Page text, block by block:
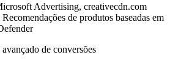
Advertising, creativecdn.com
de produtos baseadas em
de conversões